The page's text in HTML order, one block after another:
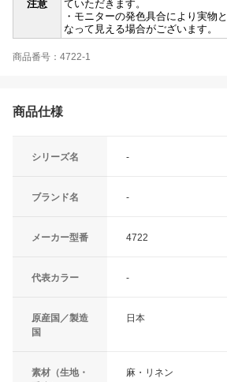
注意
ていただきます。
・モニターの発色具合により実物
なって見える場合がございます。
商品番号：4722-1
商品仕様
シリーズ名 -
ブランド名 -
メーカー型番 4722
代表カラー -
原産国／製造
国
日本
素材（生地・
麻・リネン